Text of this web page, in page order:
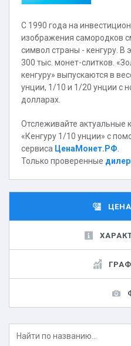
С 1990 года на
изображения самородков
символ страны - кенгуру. В
300 тыс. монет-слитков.
кенгуру» выпускаются в
унции, 1/10 и 1/20 унции с
долларах.
Отслеживайте актуальные
«Кенгуру 1/10 унции» с
сервиса ЦенаМонет.РФ
Только проверенные